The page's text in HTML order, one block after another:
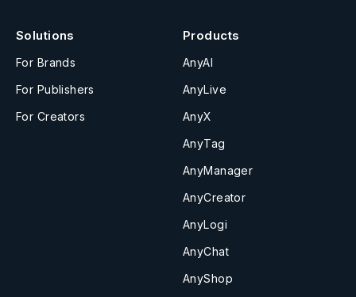
Solutions
For Brands
For Publishers
For Creators
Products
AnyAI
AnyLive
AnyX
AnyTag
AnyManager
AnyCreator
AnyLogi
AnyChat
AnyShop